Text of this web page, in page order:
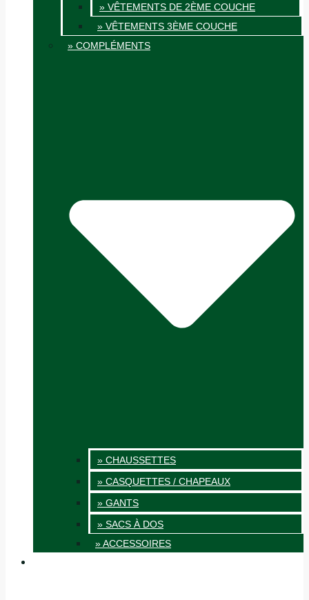
» VÊTEMENTS DE 2ÈME COUCHE
» VÊTEMENTS 3ÈME COUCHE
» COMPLÉMENTS
» CHAUSSETTES
» CASQUETTES / CHAPEAUX
» GANTS
» SACS À DOS
» ACCESSOIRES